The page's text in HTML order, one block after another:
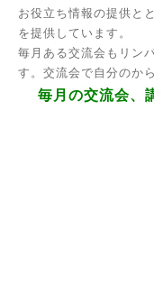
お役立ち情報の提供と
を提供しています。
毎月ある交流会もリン
す。交流会で自分のか
毎月の交流会、